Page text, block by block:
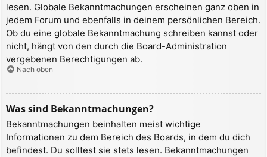
lesen. Globale Bekanntmachungen erscheinen ganz oben in
jedem Forum und ebenfalls in deinem persönlichen Bereich.
Ob du eine globale Bekanntmachung schreiben kannst oder
nicht, hängt von den durch die Board-Administration
vergebenen Berechtigungen ab.
Nach oben
Was sind Bekanntmachungen?
Bekanntmachungen beinhalten meist wichtige
Informationen zu dem Bereich des Boards, in dem du dich
befindest. Du solltest sie stets lesen. Bekanntmachungen